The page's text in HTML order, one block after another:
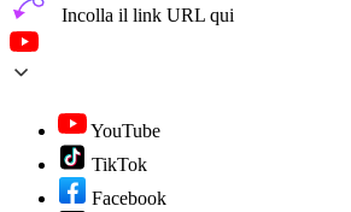
Incolla il link URL qui
YouTube
TikTok
Facebook